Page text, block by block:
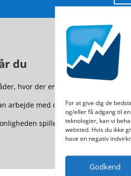
For at give dig de
og/eller få adgang til
teknologier, kan vi
websted. Hvis du ikke
have en negativ
Godkend
du
hvor der er størst
arbejde med din personlighed i
spiller en rolle for alle